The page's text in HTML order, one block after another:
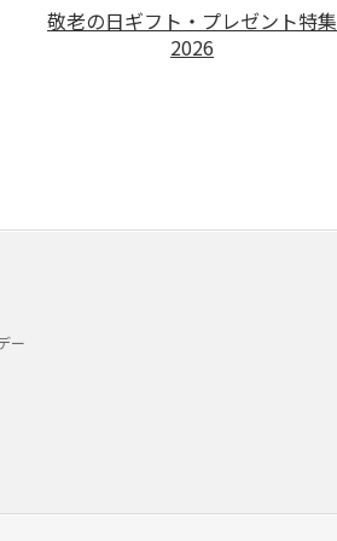
敬老の日ギフト・プレゼント特集
2026
ー